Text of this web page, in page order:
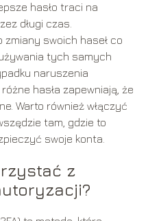
hasło traci na
długi czas.
swoich haseł co
tych samych
naruszenia
hasła zapewniają, że
Warto również włączyć
tam, gdzie to
swoje konta.
z